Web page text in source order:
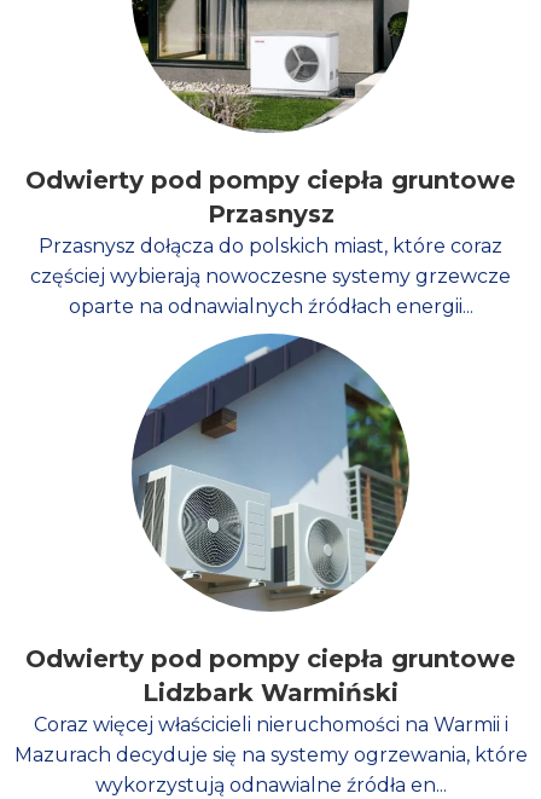
Odwierty pod pompy ciepła gruntowe
Przasnysz
Przasnysz dołącza do polskich miast, które coraz
częściej wybierają nowoczesne systemy grzewcze
oparte na odnawialnych źródłach energii...
Odwierty pod pompy ciepła gruntowe
Lidzbark Warmiński
Coraz więcej właścicieli nieruchomości na Warmii i
Mazurach decyduje się na systemy ogrzewania, które
wykorzystują odnawialne źródła en...